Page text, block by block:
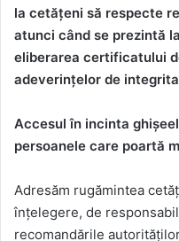
la cetățeni să respecte
atunci când se prezintă
eliberarea certificatului
adeverințelor de
Accesul în incinta
persoanele care poartă
Adresăm rugămintea
înțelegere, de
recomandările